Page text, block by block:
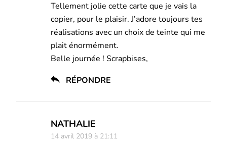
Tellement jolie cette carte que je vais la
copier, pour le plaisir. J’adore toujours tes
réalisations avec un choix de teinte qui me
plait énormément.
Belle journée ! Scrapbises,
RÉPONDRE
NATHALIE
14 avril 2019 à 21:11